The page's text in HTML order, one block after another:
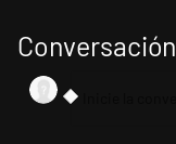
Conversación